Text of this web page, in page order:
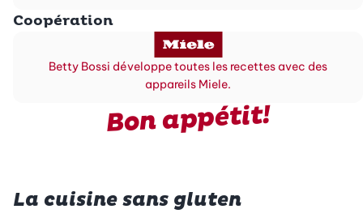
Coopération
Betty Bossi développe toutes les recettes avec des
appareils Miele.
Bon appétit!
La cuisine sans gluten